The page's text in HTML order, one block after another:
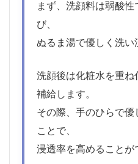
まず、洗顔料は弱酸
び、
ぬるま湯で優しく洗い
洗顔後は化粧水を重ね
補給します。
その際、手のひらで優
ことで、
浸透率を高めることが